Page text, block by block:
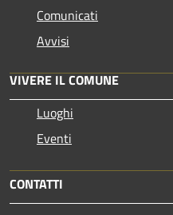
Comunicati
Avvisi
VIVERE IL COMUNE
Luoghi
Eventi
CONTATTI